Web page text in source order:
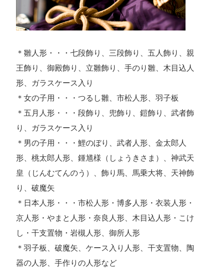
＊雛人形・・・七段飾り、三段飾り、五人飾り、親
王飾り、御殿飾り、立雛飾り、手のり雛、木目込人
形、ガラスケース入り
＊女の子用・・・つるし雛、市松人形、羽子板
＊五月人形・・・段飾り、兜飾り、鎧飾り、武者飾
り、ガラスケース入り
＊男の子用・・・鯉のぼり、武者人形、金太郎人
形、桃太郎人形、鍾馗様（しょうきさま）、神武天
皇（じんむてんのう）、飾り馬、馬乗大将、天神飾
り、破魔矢
＊日本人形・・・市松人形・博多人形・衣装人形・
京人形・やまと人形・奈良人形、木目込人形・こけ
し・干支置物・岩槻人形、御所人形
＊羽子板、破魔矢、ケース入り人形、干支置物、陶
器の人形、手作りの人形など